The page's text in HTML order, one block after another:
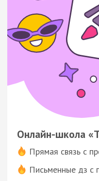
Онлайн-школа
Прямая связь с
Письменные дз с